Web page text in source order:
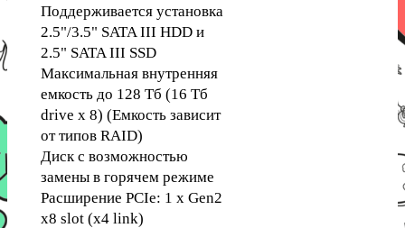
Поддерживается установка
2.5"/3.5" SATA III HDD и
2.5" SATA III SSD
Максимальная внутренняя
емкость до 128 Тб (16 Тб
drive x 8) (Емкость зависит
от типов RAID)
Диск с возможностью
замены в горячем режиме
Расширение PCIe: 1 x Gen2
x8 slot (x4 link)